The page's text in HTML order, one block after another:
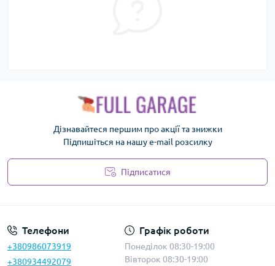
Дізнавайтеся першим про акції та знижки
Підпишіться на нашу e-mail розсилку
Підписатися
Телефони
+380986073919
+380934492079
Графік роботи
Понеділок 08:30-19:00
Вівторок 08:30-19:00